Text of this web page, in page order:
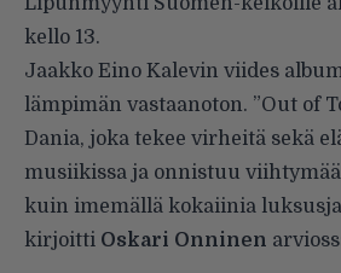
kello 13.
Jaakko Eino Kalevin viides
lämpimän vastaanoton. ”Out of
Dania, joka tekee virheitä sekä
musiikissa ja onnistuu
kuin imemällä kokaiinia
kirjoitti Oskari Onninen